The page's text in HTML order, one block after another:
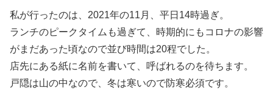
私が行ったのは、2021年の11月、平日14時過ぎ。
ランチのピークタイムも過ぎて、時期的にもコロナの影響
がまだあった頃なので並び時間は20程でした。
店先にある紙に名前を書いて、呼ばれるのを待ちます。
戸隠は山の中なので、冬は寒いので防寒必須です。